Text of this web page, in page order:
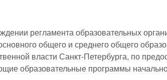
регламента образовательных
общего и среднего общего
власти Санкт‑Петербурга, по
образовательные программы